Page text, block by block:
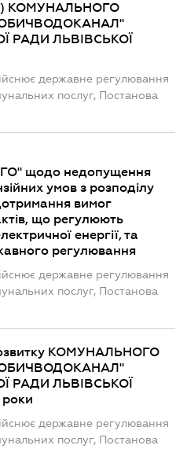
КОМУНАЛЬНОГО
РАДИ ЛЬВІВСЬКОЇ
державне регулювання
послуг, Постанова
щодо недопущення
умов з розподілу
вимог
що регулюють
енергії, та
регулювання
державне регулювання
послуг, Постанова
КОМУНАЛЬНОГО
РАДИ ЛЬВІВСЬКОЇ
державне регулювання
послуг, Постанова